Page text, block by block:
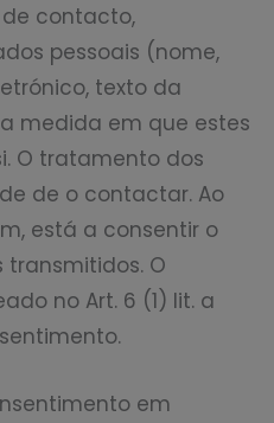
contacto,
pessoais (nome,
texto da
medida em que estes
O tratamento dos
de o contactar. Ao
está a consentir o
O
no Art. 6 (1) lit. a
em